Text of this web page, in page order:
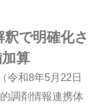
釈で明確化さ
算
令和8年5月22日
調剤情報連携体